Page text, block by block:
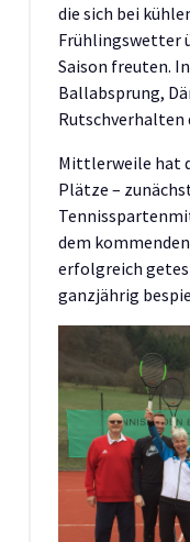
die sich bei
Frühlingswetter
Saison freuten.
Ballabsprung,
Rutschverhalten
Mittlerweile hat
Plätze –
dem
erfolgreich
ganzjährig